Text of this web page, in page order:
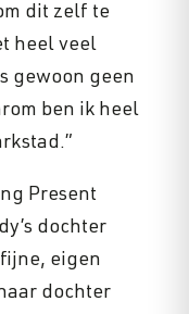
dit zelf te
heel veel
gewoon geen
ben ik heel
Present
dochter
eigen
dochter